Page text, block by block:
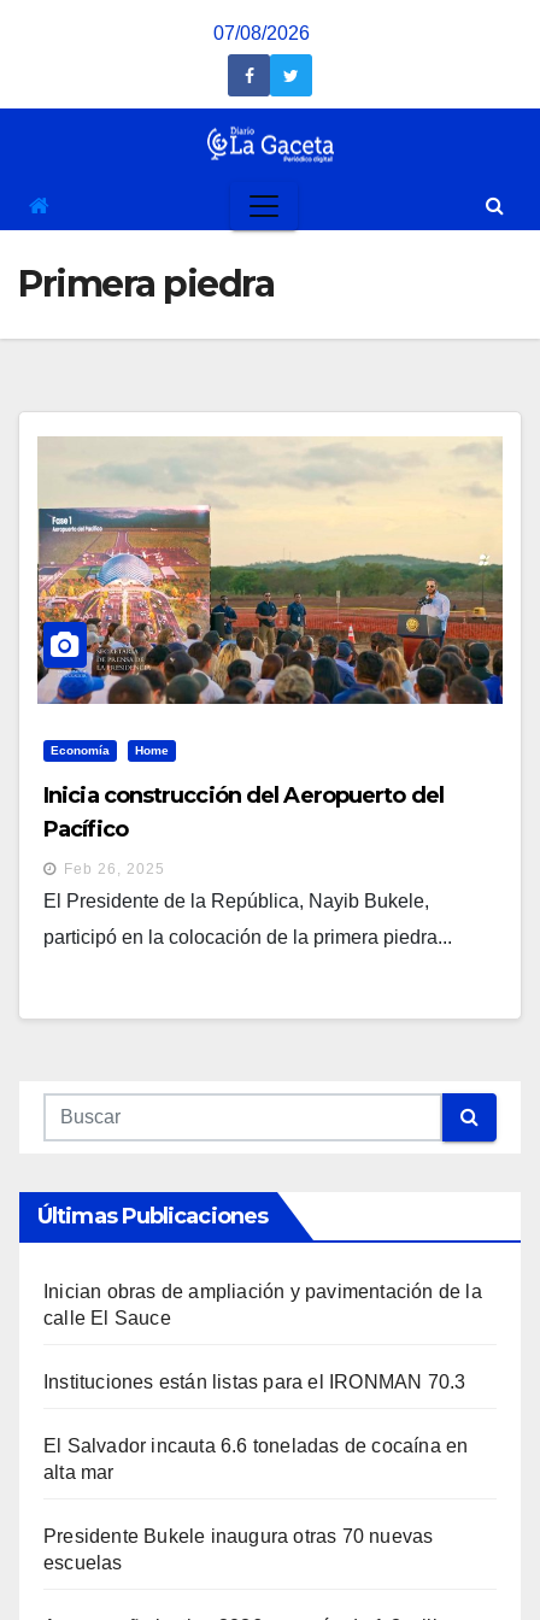
07/08/2026
Primera piedra
Economía Home
Inicia construcción del Aeropuerto del
Pacífico
Feb 26, 2025
El Presidente de la República, Nayib Bukele,
participó en la colocación de la primera piedra...
Últimas Publicaciones
Inician obras de ampliación y pavimentación de la
calle El Sauce
Instituciones están listas para el IRONMAN 70.3
El Salvador incauta 6.6 toneladas de cocaína en
alta mar
Presidente Bukele inaugura otras 70 nuevas
escuelas